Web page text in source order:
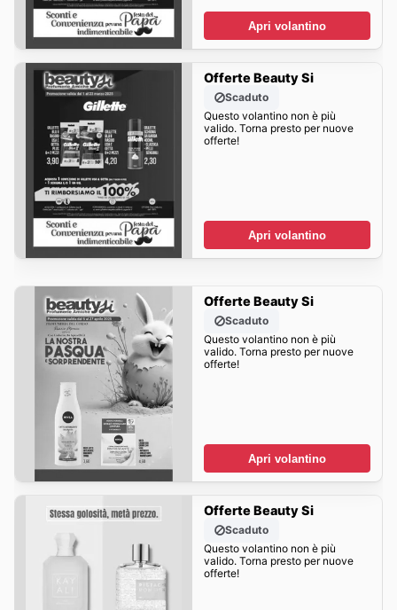
Apri volantino
Offerte Beauty Si
Scaduto
Questo volantino non è più
valido. Torna presto per nuove
offerte!
Apri volantino
Offerte Beauty Si
Scaduto
Questo volantino non è più
valido. Torna presto per nuove
offerte!
Apri volantino
Offerte Beauty Si
Scaduto
Questo volantino non è più
valido. Torna presto per nuove
offerte!